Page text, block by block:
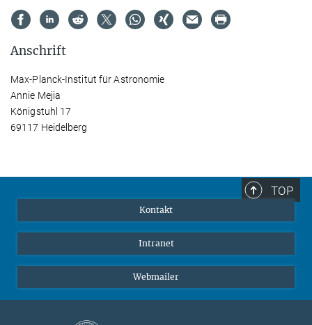
Anschrift
Max-Planck-Institut für Astronomie
Annie Mejia
Königstuhl 17
69117 Heidelberg
TOP
Kontakt
Intranet
Webmailer